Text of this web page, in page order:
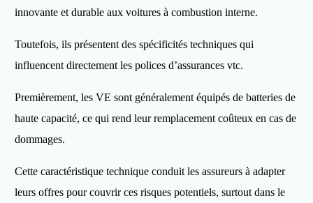
innovante et durable aux voitures à combustion interne.
Toutefois, ils présentent des spécificités techniques qui
influencent directement les polices d’assurances vtc.
Premièrement, les VE sont généralement équipés de batteries de
haute capacité, ce qui rend leur remplacement coûteux en cas de
dommages.
Cette caractéristique technique conduit les assureurs à adapter
leurs offres pour couvrir ces risques potentiels, surtout dans le